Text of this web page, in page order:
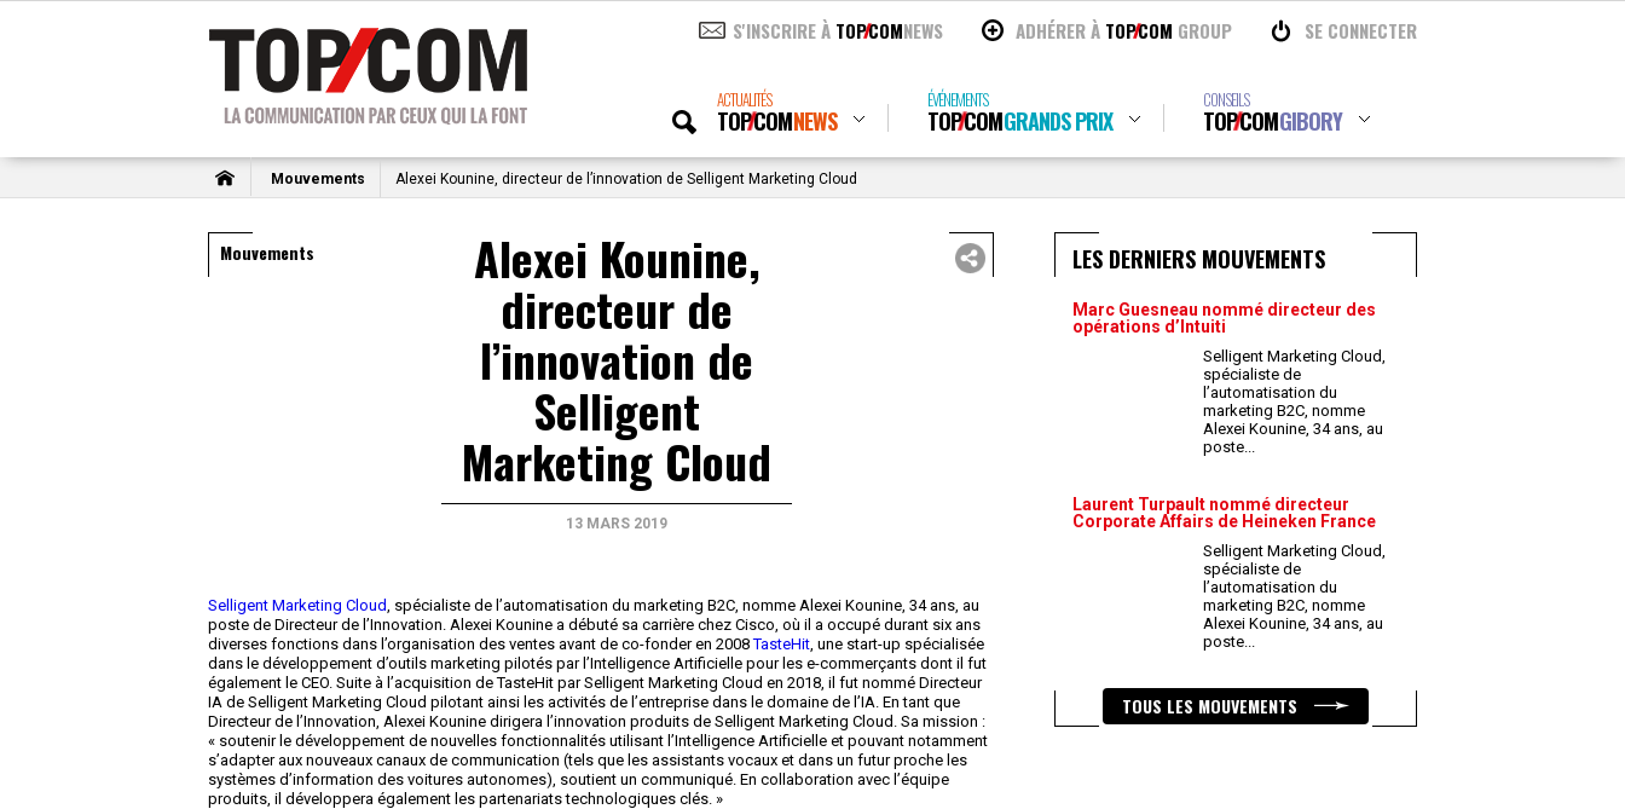
S'INSCRIRE À TOPCOMNEWS ADHÉRER À TOPCOM GROUP SE CONNECTER
ACTUALITÉS
TOPCOMNEWS
ÉVÉNEMENTS
TOPCOMGRANDS PRIX
CONSEILS
TOPCOMGIBORY
Mouvements Alexei Kounine, directeur de l’innovation de Selligent Marketing Cloud
Mouvements Alexei Kounine,
directeur de
l’innovation de
Selligent
Marketing Cloud
13 MARS 2019
Selligent Marketing Cloud, spécialiste de l’automatisation du marketing B2C, nomme Alexei Kounine, 34 ans, au
poste de Directeur de l’Innovation. Alexei Kounine a débuté sa carrière chez Cisco, où il a occupé durant six ans
diverses fonctions dans l’organisation des ventes avant de co-fonder en 2008TasteHit, une start-up spécialisée
dans le développement d’outils marketing pilotés par l’Intelligence Artificielle pour les e-commerçants dont il fut
également le CEO. Suite à l’acquisition de TasteHit par Selligent Marketing Cloud en 2018, il fut nommé Directeur
IA de Selligent Marketing Cloud pilotant ainsi les activités de l’entreprise dans le domaine de l’IA. En tant que
Directeur de l’Innovation, Alexei Kounine dirigera l’innovation produits de Selligent Marketing Cloud. Sa mission :
« soutenir le développement de nouvelles fonctionnalités utilisant l’Intelligence Artificielle et pouvant notamment
s’adapter aux nouveaux canaux de communication (tels que les assistants vocaux et dans un futur proche les
systèmes d’information des voitures autonomes), soutient un communiqué. En collaboration avec l’équipe
produits, il développera également les partenariats technologiques clés. »
LES DERNIERS MOUVEMENTS
Marc Guesneau nommé directeur des
opérations d’Intuiti
Selligent Marketing Cloud,
spécialiste de
l’automatisation du
marketing B2C, nomme
Alexei Kounine, 34 ans, au
poste...
Laurent Turpault nommé directeur
Corporate Affairs de Heineken France
Selligent Marketing Cloud,
spécialiste de
l’automatisation du
marketing B2C, nomme
Alexei Kounine, 34 ans, au
poste...
TOUS LES MOUVEMENTS